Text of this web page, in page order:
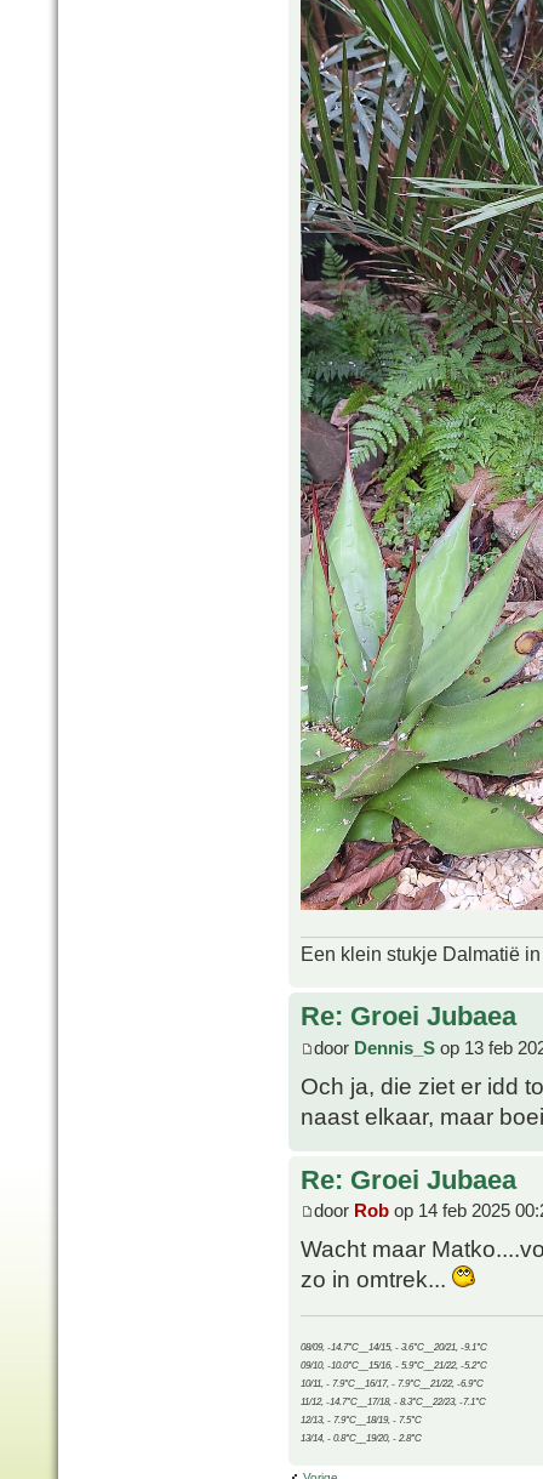
Een klein stukje Dalmatië
Re: Groei Jubaea
door Dennis_S op 13 feb
Och ja, die ziet er idd
naast elkaar, maar
Re: Groei Jubaea
door Rob op 14 feb 2025
Wacht maar
zo in omtrek...
08/09, -14.7°C__14/15, - 3.6°C__20/21, -9.1°C
09/10, -10.0°C__15/16, - 5.9°C__21/22, -5.2°C
10/11, - 7.9°C__16/17, - 7.9°C__21/22, -6.9°C
11/12, -14.7°C__17/18, - 8.3°C__22/23, -7.1°C
12/13, - 7.9°C__18/19, - 7.5°C
13/14, - 0.8°C__19/20, - 2.8°C